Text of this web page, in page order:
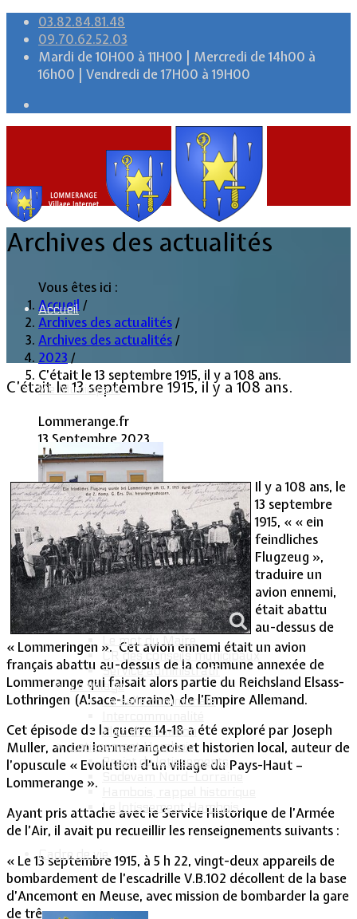
03.82.84.81.48
09.70.62.52.03
Mardi de 10H00 à 11H00 | Mercredi de 14h00 à
16h00 | Vendredi de 17H00 à 19H00
Accueil
Vie Municipale
Votre Mairie
Le mot du Maire
CR des conseils municipaux
Service administratif
Le Village
La salle communale
Plan de situation
Lotissement Hambois
Projet de lotissements
Sodevam Nord-Lorraine
Le lotissement Hambois
Cadre de vie
Archives des actualités
Vous êtes ici :
Accueil /
Archives des actualités/
Archives des actualités/
2023 /
C’était le 13 septembre 1915, il y a 108 ans.
C’était le 13 septembre 1915, il y a 108 ans.
Lommerange.fr
13 Septembre 2023
Clics : 2140
Il y a 108 ans, le
13 septembre
1915, « « ein
feindliches
Flugzeug »,
traduire un
avion ennemi,
était abattu
au-dessus de
« Lommeringen ». Cet avion ennemi était un avion
français abattu au-dessus de la commune annexée de
Lommerange qui faisait alors partie du Reichsland Elsass-
Lothringen (Alsace-Lorraine) de l’Empire Allemand.
Cet épisode de la guerre 14-18 a été exploré par Joseph
Muller, ancien lommerangeois et historien local, auteur de
l’opuscule « Evolution d’un village du Pays-Haut –
Lommerange ».
Ayant pris attache avec le Service Historique de l’Armée
de l’Air, il avait pu recueillir les renseignements suivants :
« Le 13 septembre 1915, à 5 h 22, vingt-deux appareils de
bombardement de l’escadrille V.B.102 décollent de la base
d’Ancemont en Meuse, avec mission de bombarder la gare
de trêves.